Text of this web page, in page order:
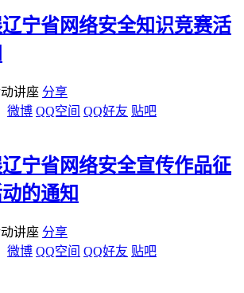
宁省网络安全知识竞赛活
动讲座 分享
微博 QQ空间 QQ好友 贴吧
宁省网络安全宣传作品征
的通知
动讲座 分享
微博 QQ空间 QQ好友 贴吧